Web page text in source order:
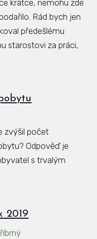
krátce, nemohu zde
Rád bych jen
předešlému
starostovi za práci,
zvýšil počet
Odpověď je
s trvalým
2019